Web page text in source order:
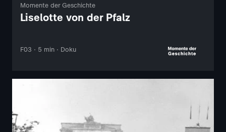
Momente der Geschichte
Liselotte von der Pfalz
F03 · 5 min · Doku